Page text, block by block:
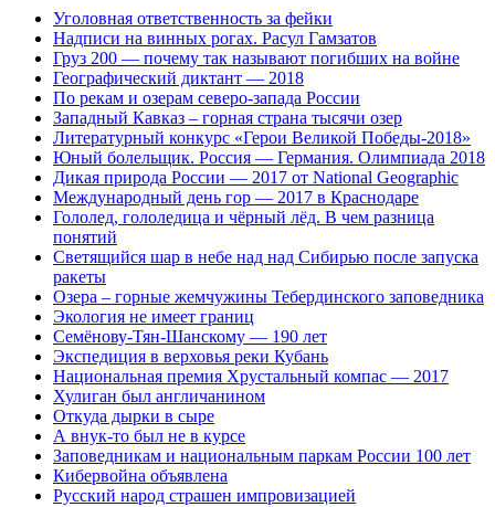
Уголовная ответственность за фейки
Надписи на винных рогах. Расул Гамзатов
Груз 200 — почему так называют погибших на войне
Географический диктант — 2018
По рекам и озерам северо-запада России
Западный Кавказ – горная страна тысячи озер
Литературный конкурс «Герои Великой Победы-2018»
Юный болельщик. Россия — Германия. Олимпиада 2018
Дикая природа России — 2017 от National Geographic
Международный день гор — 2017 в Краснодаре
Гололед, гололедица и чёрный лёд. В чем разница
понятий
Светящийся шар в небе над над Сибирью после запуска
ракеты
Озера – горные жемчужины Тебердинского заповедника
Экология не имеет границ
Семёнову-Тян-Шанскому — 190 лет
Экспедиция в верховья реки Кубань
Национальная премия Хрустальный компас — 2017
Хулиган был англичанином
Откуда дырки в сыре
А внук-то был не в курсе
Заповедникам и национальным паркам России 100 лет
Кибервойна объявлена
Русский народ страшен импровизацией